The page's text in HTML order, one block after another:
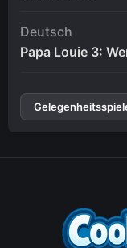
Deutsch
Papa Louie 3: